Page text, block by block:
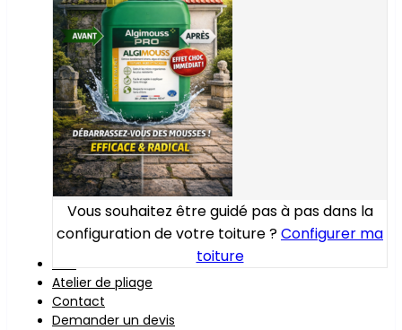
Vous souhaitez être guidé pas à pas dans la
configuration de votre toiture ?Configurer ma
toiture
Atelier de pliage
Contact
Demander un devis